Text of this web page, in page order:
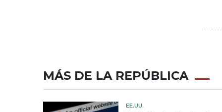
MÁS DE LA REPÚBLICA
EE.UU.